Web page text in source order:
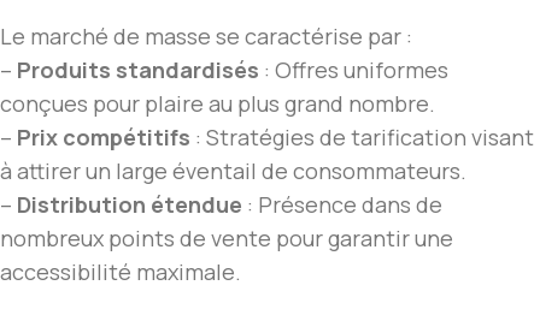
Le marché de masse se caractérise par :
– Produits standardisés : Offres uniformes
conçues pour plaire au plus grand nombre.
– Prix compétitifs : Stratégies de tarification visant
à attirer un large éventail de consommateurs.
– Distribution étendue : Présence dans de
nombreux points de vente pour garantir une
accessibilité maximale.